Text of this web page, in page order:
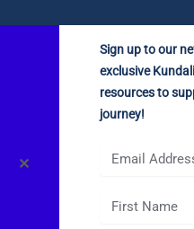
✕
Sign up to our
exclusive
resources to
journey!